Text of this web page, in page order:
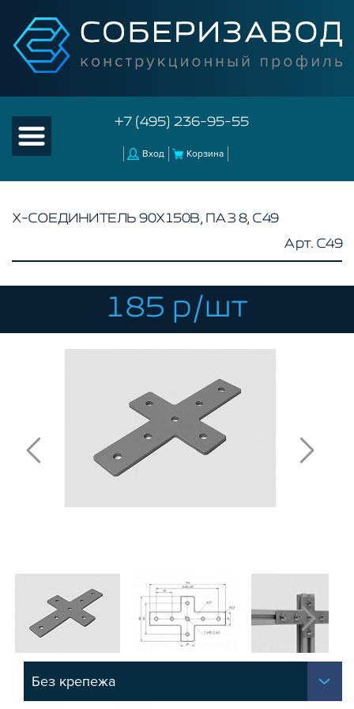
+7 (495) 236-95-55
Вход Корзина
КОМПЛЕКТУЮЩИЕ К ЧПУ
АКСЕССУАРЫ ДЛЯ V-ПАЗА
УГЛОВЫЕ СОЕДИНИТЕЛИ
СИСТЕМА ТРУБНАЯ МОДУЛЬНАЯ
СИСТЕМА ТРУБНАЯ КОНСТРУКЦИОННАЯ
ВНУТРЕННИЕ УГЛОВЫЕ СОЕДИНИТЕЛИ
АДДИТИВНЫЕ ТОВАРЫ
Х-СОЕДИНИТЕЛЬ 90Х150В, ПАЗ 8, C49
Арт. C49
185 р/шт
Без крепежа